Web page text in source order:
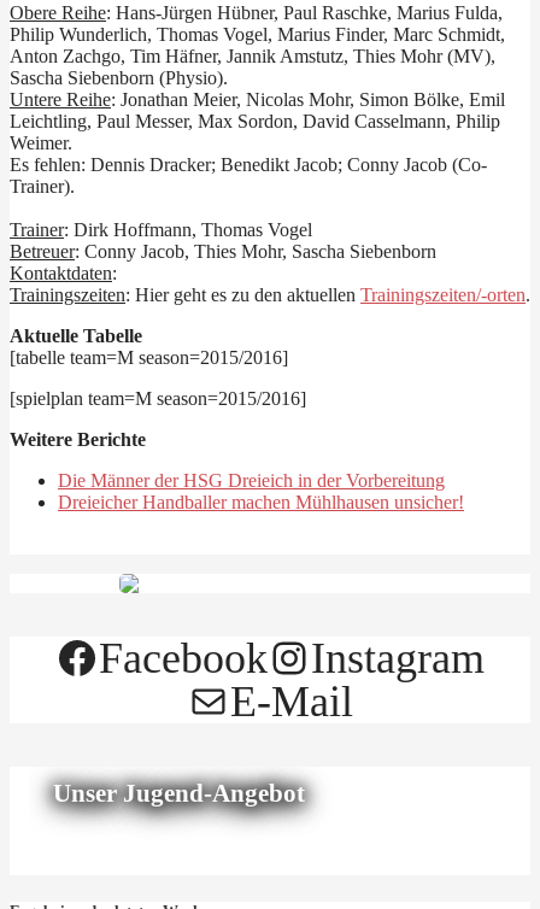
Obere Reihe: Hans-Jürgen Hübner, Paul Raschke, Marius Fulda,
Philip Wunderlich, Thomas Vogel, Marius Finder, Marc Schmidt,
Anton Zachgo, Tim Häfner, Jannik Amstutz, Thies Mohr (MV),
Sascha Siebenborn (Physio).
Untere Reihe: Jonathan Meier, Nicolas Mohr, Simon Bölke, Emil
Leichtling, Paul Messer, Max Sordon, David Casselmann, Philip
Weimer.
Es fehlen: Dennis Dracker; Benedikt Jacob; Conny Jacob (Co-
Trainer).
Trainer: Dirk Hoffmann, Thomas Vogel
Betreuer: Conny Jacob, Thies Mohr, Sascha Siebenborn
Kontaktdaten:
Trainingszeiten: Hier geht es zu den aktuellen Trainingszeiten/-orten.
Aktuelle Tabelle
[tabelle team=M season=2015/2016]
[spielplan team=M season=2015/2016]
Weitere Berichte
Die Männer der HSG Dreieich in der Vorbereitung
Dreieicher Handballer machen Mühlhausen unsicher!
Facebook
Instagram
E-Mail
Unser Jugend-Angebot